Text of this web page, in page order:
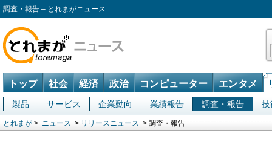
調査・報告 – とれまがニュース
トップ 社会 経済 政治 コンピューター エンタメ
製品 サービス 企業動向 業績報告 調査・報告 技
とれまが > ニュース > リリースニュース > 調査・報告